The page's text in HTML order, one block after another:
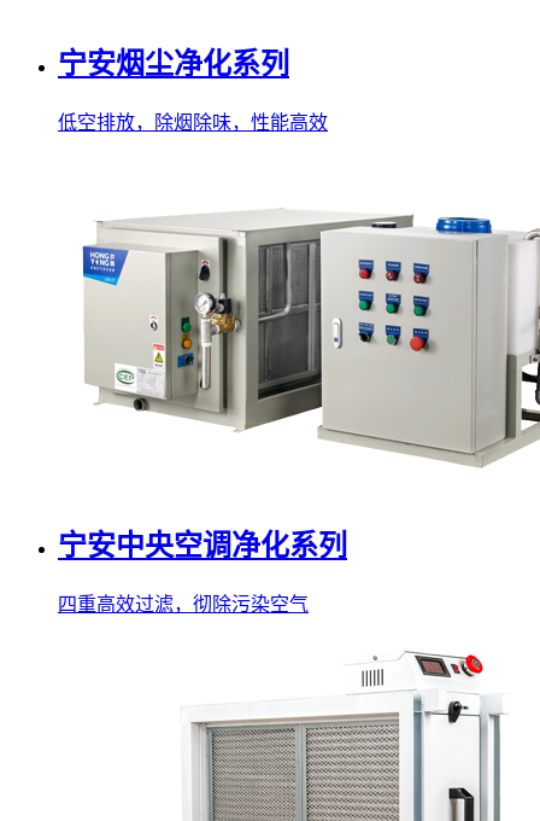
宁安烟尘净化系列
低空排放，除烟除味，性能高效
宁安中央空调净化系列
四重高效过滤，彻除污染空气